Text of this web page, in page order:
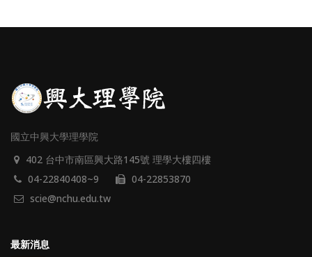
國立中興大學理學院
402 台中市南區興大路145號 理學大樓四樓
04-22840408~9
04-22853870
scie@nchu.edu.tw
最新消息